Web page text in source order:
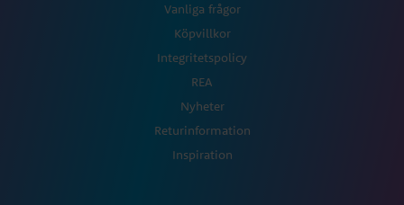
Vanliga frågor
Köpvillkor
Integritetspolicy
REA
Nyheter
Returinformation
Inspiration